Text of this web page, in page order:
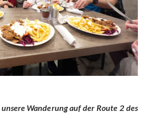
Wanderung auf der Route 2 des